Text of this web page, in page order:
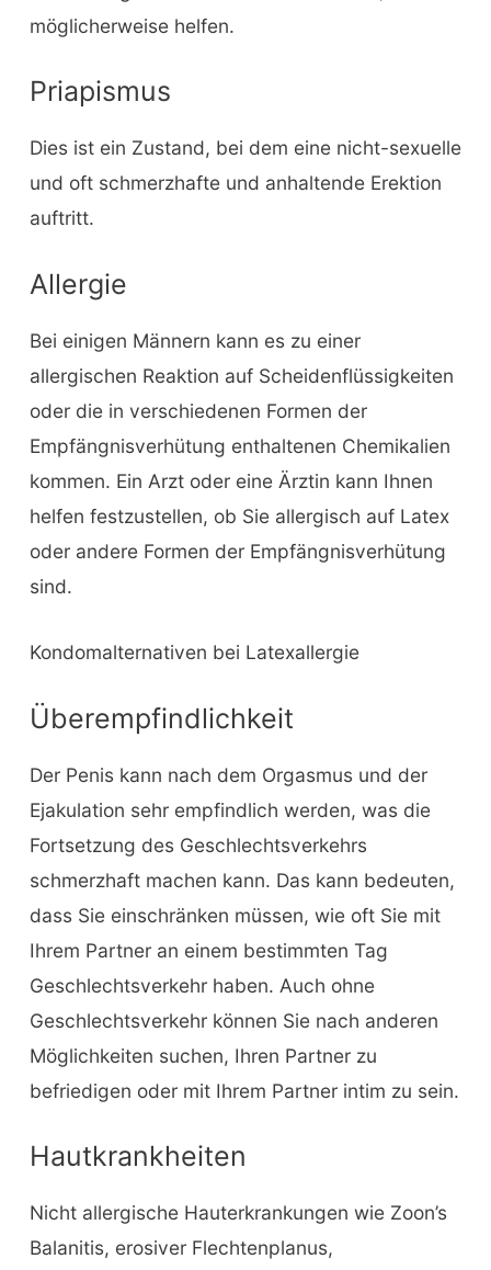
möglicherweise helfen.
Priapismus
Dies ist ein Zustand, bei dem eine nicht-sexuelle
und oft schmerzhafte und anhaltende Erektion
auftritt.
Allergie
Bei einigen Männern kann es zu einer
allergischen Reaktion auf Scheidenflüssigkeiten
oder die in verschiedenen Formen der
Empfängnisverhütung enthaltenen Chemikalien
kommen. Ein Arzt oder eine Ärztin kann Ihnen
helfen festzustellen, ob Sie allergisch auf Latex
oder andere Formen der Empfängnisverhütung
sind.
Kondomalternativen bei Latexallergie
Überempfindlichkeit
Der Penis kann nach dem Orgasmus und der
Ejakulation sehr empfindlich werden, was die
Fortsetzung des Geschlechtsverkehrs
schmerzhaft machen kann. Das kann bedeuten,
dass Sie einschränken müssen, wie oft Sie mit
Ihrem Partner an einem bestimmten Tag
Geschlechtsverkehr haben. Auch ohne
Geschlechtsverkehr können Sie nach anderen
Möglichkeiten suchen, Ihren Partner zu
befriedigen oder mit Ihrem Partner intim zu sein.
Hautkrankheiten
Nicht allergische Hauterkrankungen wie Zoon’s
Balanitis, erosiver Flechtenplanus,